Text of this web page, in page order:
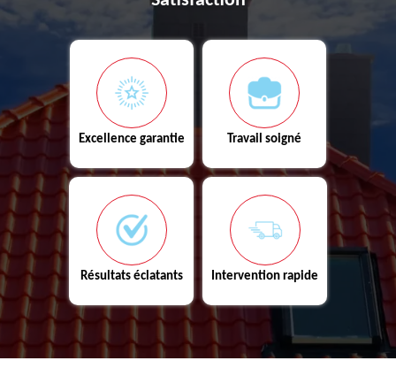
Excellence garantie Travail soigné
Résultats éclatants Intervention rapide